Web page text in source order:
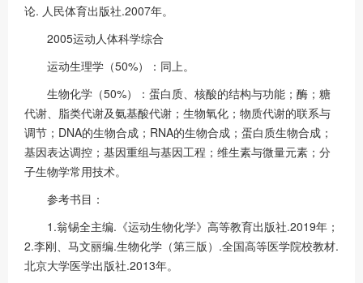
论. 人民体育出版社.2007年。
2005运动人体科学综合
运动生理学（50%）：同上。
生物化学（50%）：蛋白质、核酸的结构与功能；酶；糖
代谢、脂类代谢及氨基酸代谢；生物氧化；物质代谢的联系与
调节；DNA的生物合成；RNA的生物合成；蛋白质生物合成；
基因表达调控；基因重组与基因工程；维生素与微量元素；分
子生物学常用技术。
参考书目：
1.翁锡全主编.《运动生物化学》高等教育出版社.2019年；
2.李刚、马文丽编.生物化学（第三版）.全国高等医学院校教材.
北京大学医学出版社.2013年。